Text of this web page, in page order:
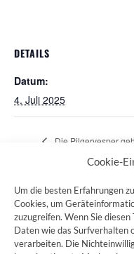
Cookie-
Um die besten Erfahrungen
Cookies, um
zuzugreifen. Wenn Sie
Daten wie das Surfverhalten
verarbeiten. Die
DETAILS
Datum:
4. Juli 2025
„Die Pilgervesper
auf Pilgerreise“
ZUM